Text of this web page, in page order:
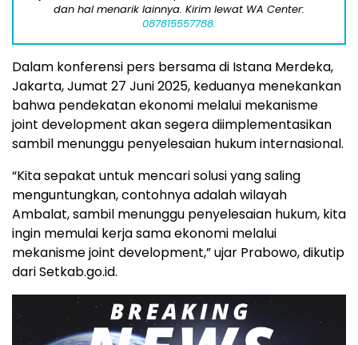
dan hal menarik lainnya. Kirim lewat WA Center:
087815557788.
Dalam konferensi pers bersama di Istana Merdeka,
Jakarta, Jumat 27 Juni 2025, keduanya menekankan
bahwa pendekatan ekonomi melalui mekanisme
joint development akan segera diimplementasikan
sambil menunggu penyelesaian hukum internasional.
“Kita sepakat untuk mencari solusi yang saling
menguntungkan, contohnya adalah wilayah
Ambalat, sambil menunggu penyelesaian hukum, kita
ingin memulai kerja sama ekonomi melalui
mekanisme joint development,” ujar Prabowo, dikutip
dari Setkab.go.id.